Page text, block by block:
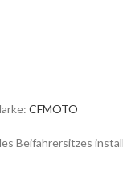
CFMOTO
Beifahrersitzes